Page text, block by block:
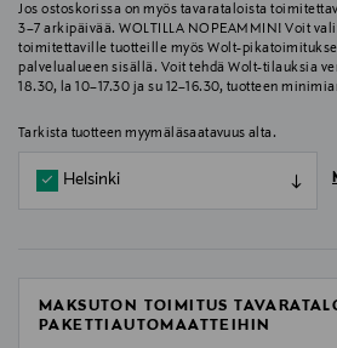
Jos ostoskorissa on myös tavarataloista
3–7 arkipäivää. WOLTILLA NOPEAMMIN! Voit
toimitettaville tuotteille myös Wolt-
palvelualueen sisällä. Voit tehdä Wolt-tilauksia
18.30, la 10–17.30 ja su 12–16.30, tuotteen
Tarkista tuotteen myymäläsaatavuus alta.
Helsinki
MAKSUTON TOIMITUS
PAKETTIAUTOMAATTEIHIN